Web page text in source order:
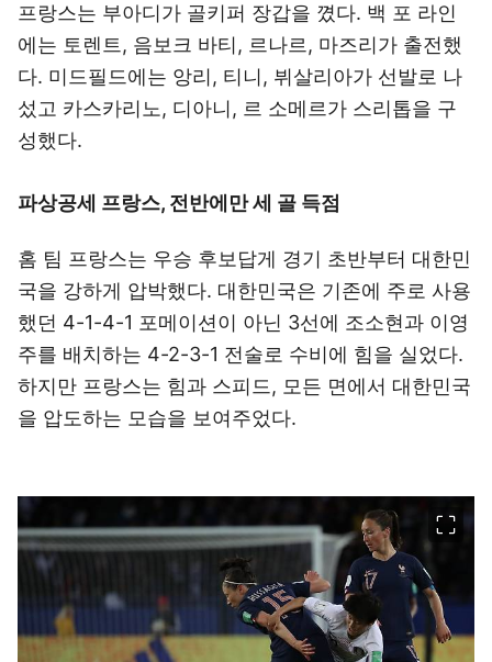
프랑스는 부아디가 골키퍼 장갑을 꼈다. 백 포 라인
에는 토렌트, 음보크 바티, 르나르, 마즈리가 출전했
다. 미드필드에는 앙리, 티니, 뷔살리아가 선발로 나
섰고 카스카리노, 디아니, 르 소메르가 스리톱을 구
성했다.
파상공세 프랑스, 전반에만 세 골 득점
홈 팀 프랑스는 우승 후보답게 경기 초반부터 대한민
국을 강하게 압박했다. 대한민국은 기존에 주로 사용
했던 4-1-4-1 포메이션이 아닌 3선에 조소현과 이영
주를 배치하는 4-2-3-1 전술로 수비에 힘을 실었다.
하지만 프랑스는 힘과 스피드, 모든 면에서 대한민국
을 압도하는 모습을 보여주었다.